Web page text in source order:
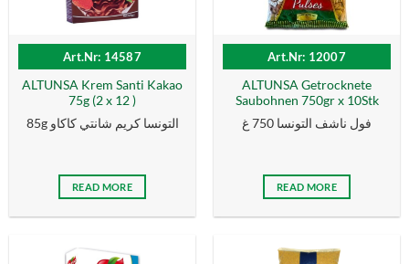
Art.Nr: 14587
ALTUNSA Krem Santi Kakao
75g (2 x 12 )
85g التونسا كریم شانتي كاكاو
READ MORE
Art.Nr: 12007
ALTUNSA Getrocknete
Saubohnen 750gr x 10Stk
فول ناشف التونسا 750 غ
READ MORE